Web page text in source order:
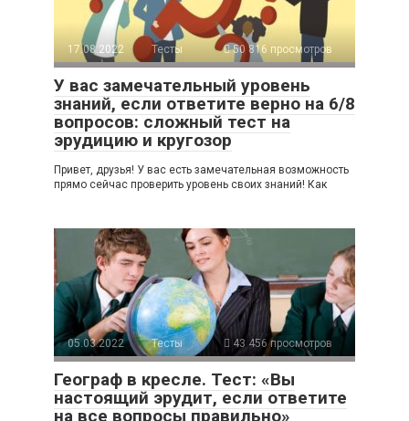
17.08.2022 Тесты 50 816 просмотров
У вас замечательный уровень
знаний, если ответите верно на 6/8
вопросов: сложный тест на
эрудицию и кругозор
Привет, друзья! У вас есть замечательная возможность
прямо сейчас проверить уровень своих знаний! Как
05.03.2022 Тесты 43 456 просмотров
Географ в кресле. Тест: «Вы
настоящий эрудит, если ответите
на все вопросы правильно»